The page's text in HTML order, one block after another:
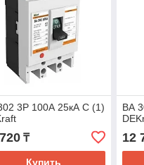
3P 100А 25кА С (1)
₸
Купить
ВА
12